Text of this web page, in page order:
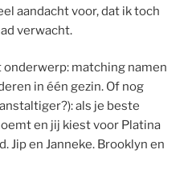
aandacht voor, dat ik toch
verwacht.
onderwerp: matching namen
in één gezin. Of nog
als je beste
en jij kiest voor Platina
Jip en Janneke. Brooklyn en